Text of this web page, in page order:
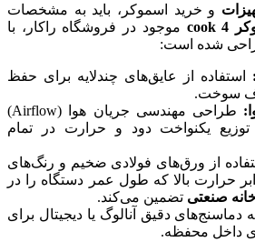
و خرید اسموکر، باید به مشخصات
4
cook موجود در فروشگاه راکار، با
طراحی شده است:
استفاده از عایق‌های چندلایه برای حفظ
سوخت.
طراحی مهندسی جریان هوا (Airflow)
توزیع یکنواخت دود و حرارت در تمام
از ورق‌های فولادی ضخیم و رنگ‌های
حرارت بالا که طول عمر دستگاه را در
صنعتی تضمین می‌کند.
دماسنج‌های دقیق آنالوگ یا دیجیتال برای
داخل محفظه.